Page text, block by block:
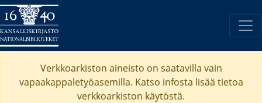
Verkkoarkiston aineisto on saatavilla vain
vapaakappaletyöasemilla. Katso infosta lisää tietoa
verkkoarkiston käytöstä.